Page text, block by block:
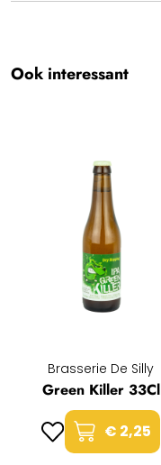
Ook interessant
Brasserie De Silly
Green Killer 33Cl
€ 2,25